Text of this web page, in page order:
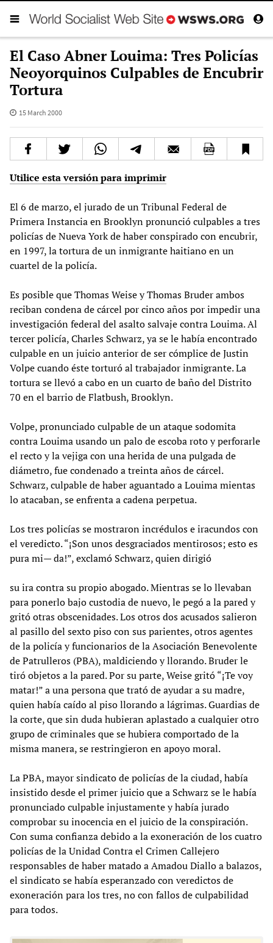
El Caso Abner Louima: Tres Policías
Neoyorquinos Culpables de Encubrir
Tortura
15 March 2000
Utilice esta versión para imprimir
El 6 de marzo, el jurado de un Tribunal Federal de
Primera Instancia en Brooklyn pronunció culpables a tres
policías de Nueva York de haber conspirado con encubrir,
en 1997, la tortura de un inmigrante haitiano en un
cuartel de la policía.
Es posible que Thomas Weise y Thomas Bruder ambos
reciban condena de cárcel por cinco años por impedir una
investigación federal del asalto salvaje contra Louima. Al
tercer policía, Charles Schwarz, ya se le había encontrado
culpable en un juicio anterior de ser cómplice de Justin
Volpe cuando éste torturó al trabajador inmigrante. La
tortura se llevó a cabo en un cuarto de baño del Distrito
70 en el barrio de Flatbush, Brooklyn.
Volpe, pronunciado culpable de un ataque sodomita
contra Louima usando un palo de escoba roto y perforarle
el recto y la vejiga con una herida de una pulgada de
diámetro, fue condenado a treinta años de cárcel.
Schwarz, culpable de haber aguantado a Louima mientas
lo atacaban, se enfrenta a cadena perpetua.
Los tres policías se mostraron incrédulos e iracundos con
el veredicto. “¡Son unos desgraciados mentirosos; esto es
pura mi— da!”, exclamó Schwarz, quien dirigió
su ira contra su propio abogado. Mientras se lo llevaban
para ponerlo bajo custodia de nuevo, le pegó a la pared y
gritó otras obscenidades. Los otros dos acusados salieron
al pasillo del sexto piso con sus parientes, otros agentes
de la policía y funcionarios de la Asociación Benevolente
de Patrulleros (PBA), maldiciendo y llorando. Bruder le
tiró objetos a la pared. Por su parte, Weise gritó “¡Te voy
matar!” a una persona que trató de ayudar a su madre,
quien había caído al piso llorando a lágrimas. Guardias de
la corte, que sin duda hubieran aplastado a cualquier otro
grupo de criminales que se hubiera comportado de la
misma manera, se restringieron en apoyo moral.
La PBA, mayor sindicato de policías de la ciudad, había
insistido desde el primer juicio que a Schwarz se le había
pronunciado culpable injustamente y había jurado
comprobar su inocencia en el juicio de la conspiración.
Con suma confianza debido a la exoneración de los cuatro
policías de la Unidad Contra el Crimen Callejero
responsables de haber matado a Amadou Diallo a balazos,
el sindicato se había esperanzado con veredictos de
exoneración para los tres, no con fallos de culpabilidad
para todos.